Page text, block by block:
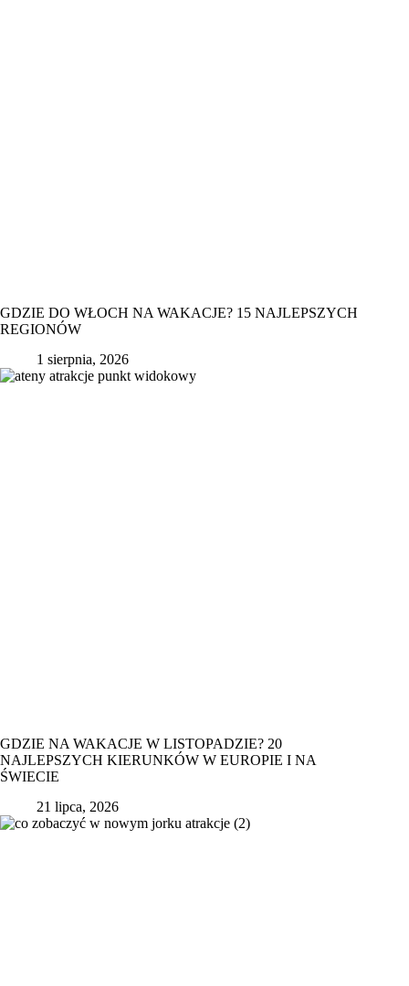
GDZIE DO WŁOCH NA WAKACJE? 15 NAJLEPSZYCH
REGIONÓW
1 sierpnia, 2026
GDZIE NA WAKACJE W LISTOPADZIE? 20
NAJLEPSZYCH KIERUNKÓW W EUROPIE I NA
ŚWIECIE
21 lipca, 2026